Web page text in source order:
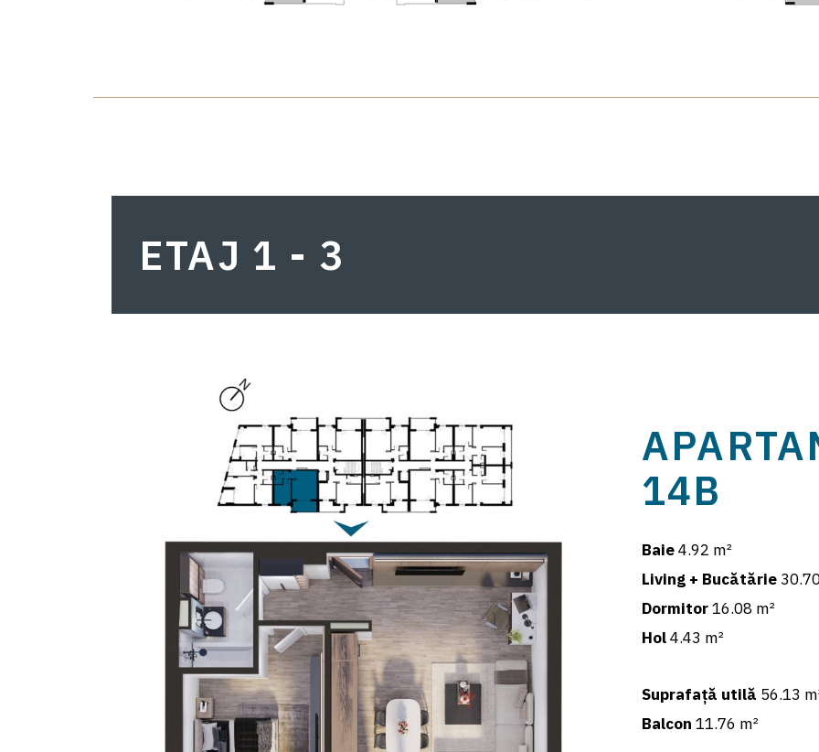
ETAJ 1 - 3
14B
Baie4.92 m²
Living + Bucătărie
Dormitor16.08 m²
Hol4.43 m²
Suprafață utilă 56.13
Balcon 11.76 m²